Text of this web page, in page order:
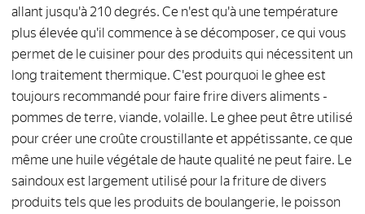
allant jusqu'à 210 degrés. Ce n'est qu'à une température
plus élevée qu'il commence à se décomposer, ce qui vous
permet de le cuisiner pour des produits qui nécessitent un
long traitement thermique. C'est pourquoi le ghee est
toujours recommandé pour faire frire divers aliments -
pommes de terre, viande, volaille. Le ghee peut être utilisé
pour créer une croûte croustillante et appétissante, ce que
même une huile végétale de haute qualité ne peut faire. Le
saindoux est largement utilisé pour la friture de divers
produits tels que les produits de boulangerie, le poisson